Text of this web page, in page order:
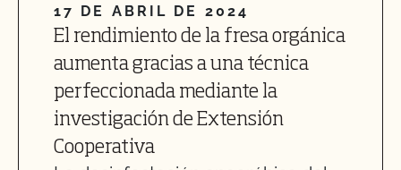
17 DE ABRIL DE 2024
El rendimiento de la fresa orgánica
aumenta gracias a una técnica
perfeccionada mediante la
investigación de Extensión
Cooperativa